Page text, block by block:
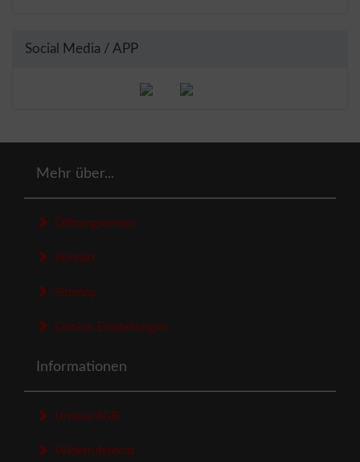
Social Media / APP
Mehr über...
Öffnungszeiten
Kontakt
Sitemap
Cookie Einstellungen
Informationen
Unsere AGB
Widerrufsrecht